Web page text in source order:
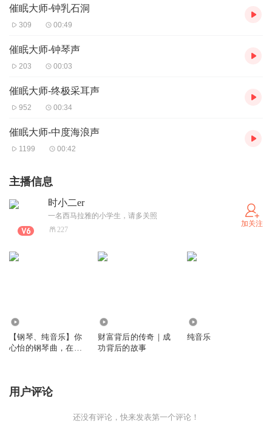
催眠大师-钟乳石洞
309 00:49
催眠大师-钟琴声
203 00:03
催眠大师-终极采耳声
952 00:34
催眠大师-中度海浪声
1199 00:42
主播信息
时小二er
一名西马拉雅的小学生，请多关照
227
加关注
【钢琴、纯音乐】你
心怡的钢琴曲，在这
财富背后的传奇｜成
功背后的故事
纯音乐
用户评论
还没有评论，快来发表第一个评论！